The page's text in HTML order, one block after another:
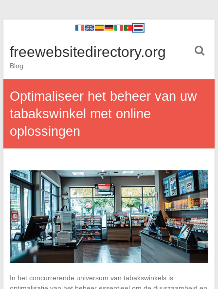
freewebsitedirectory.org
Blog
Optimaliseer het beheer van uw
tabakswinkel met online
oplossingen
In het concurrerende universum van tabakswinkels is